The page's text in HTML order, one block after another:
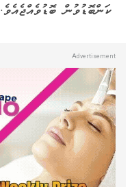
ކަންބޮޑުވުން ބޮޑުވެއްޖެއެވެ.